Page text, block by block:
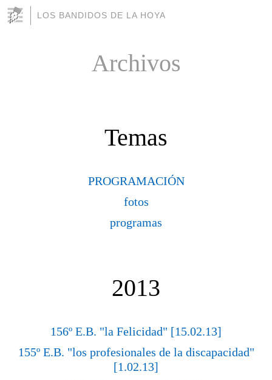
LOS BANDIDOS DE LA HOYA
Archivos
Temas
PROGRAMACIÓN
fotos
programas
2013
156º E.B. "la Felicidad" [15.02.13]
155º E.B. "los profesionales de la discapacidad"
[1.02.13]